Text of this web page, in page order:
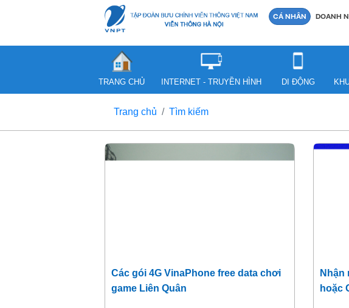
CÁ NHÂN DOANH
TRANG CHỦ INTERNET - TRUYỀN HÌNH DI ĐỘNG
Trang chủ Tìm kiếm
Các gói 4G VinaPhone free data chơi
game Liên Quân
Nhận
hoặc